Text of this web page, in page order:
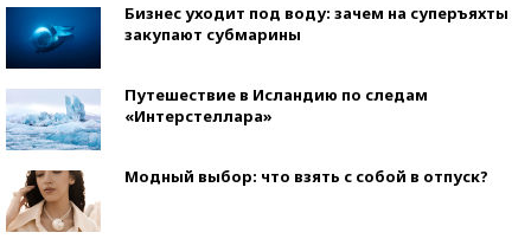
Бизнес уходит под воду: зачем на суперъяхты
закупают субмарины
Путешествие в Исландию по следам
«Интерстеллара»
Модный выбор: что взять с собой в отпуск?